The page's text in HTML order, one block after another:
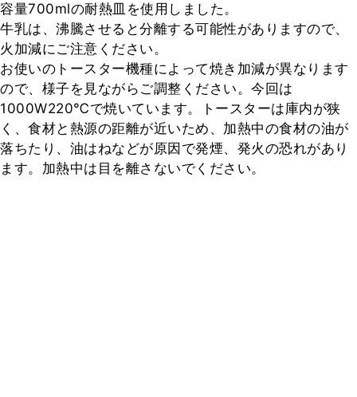
容量700mlの耐熱皿を使用しました。
牛乳は、沸騰させると分離する可能性がありますので、
火加減にご注意ください。
お使いのトースター機種によって焼き加減が異なります
ので、様子を見ながらご調整ください。今回は
1000W220℃で焼いています。トースターは庫内が狭
く、食材と熱源の距離が近いため、加熱中の食材の油が
落ちたり、油はねなどが原因で発煙、発火の恐れがあり
ます。加熱中は目を離さないでください。